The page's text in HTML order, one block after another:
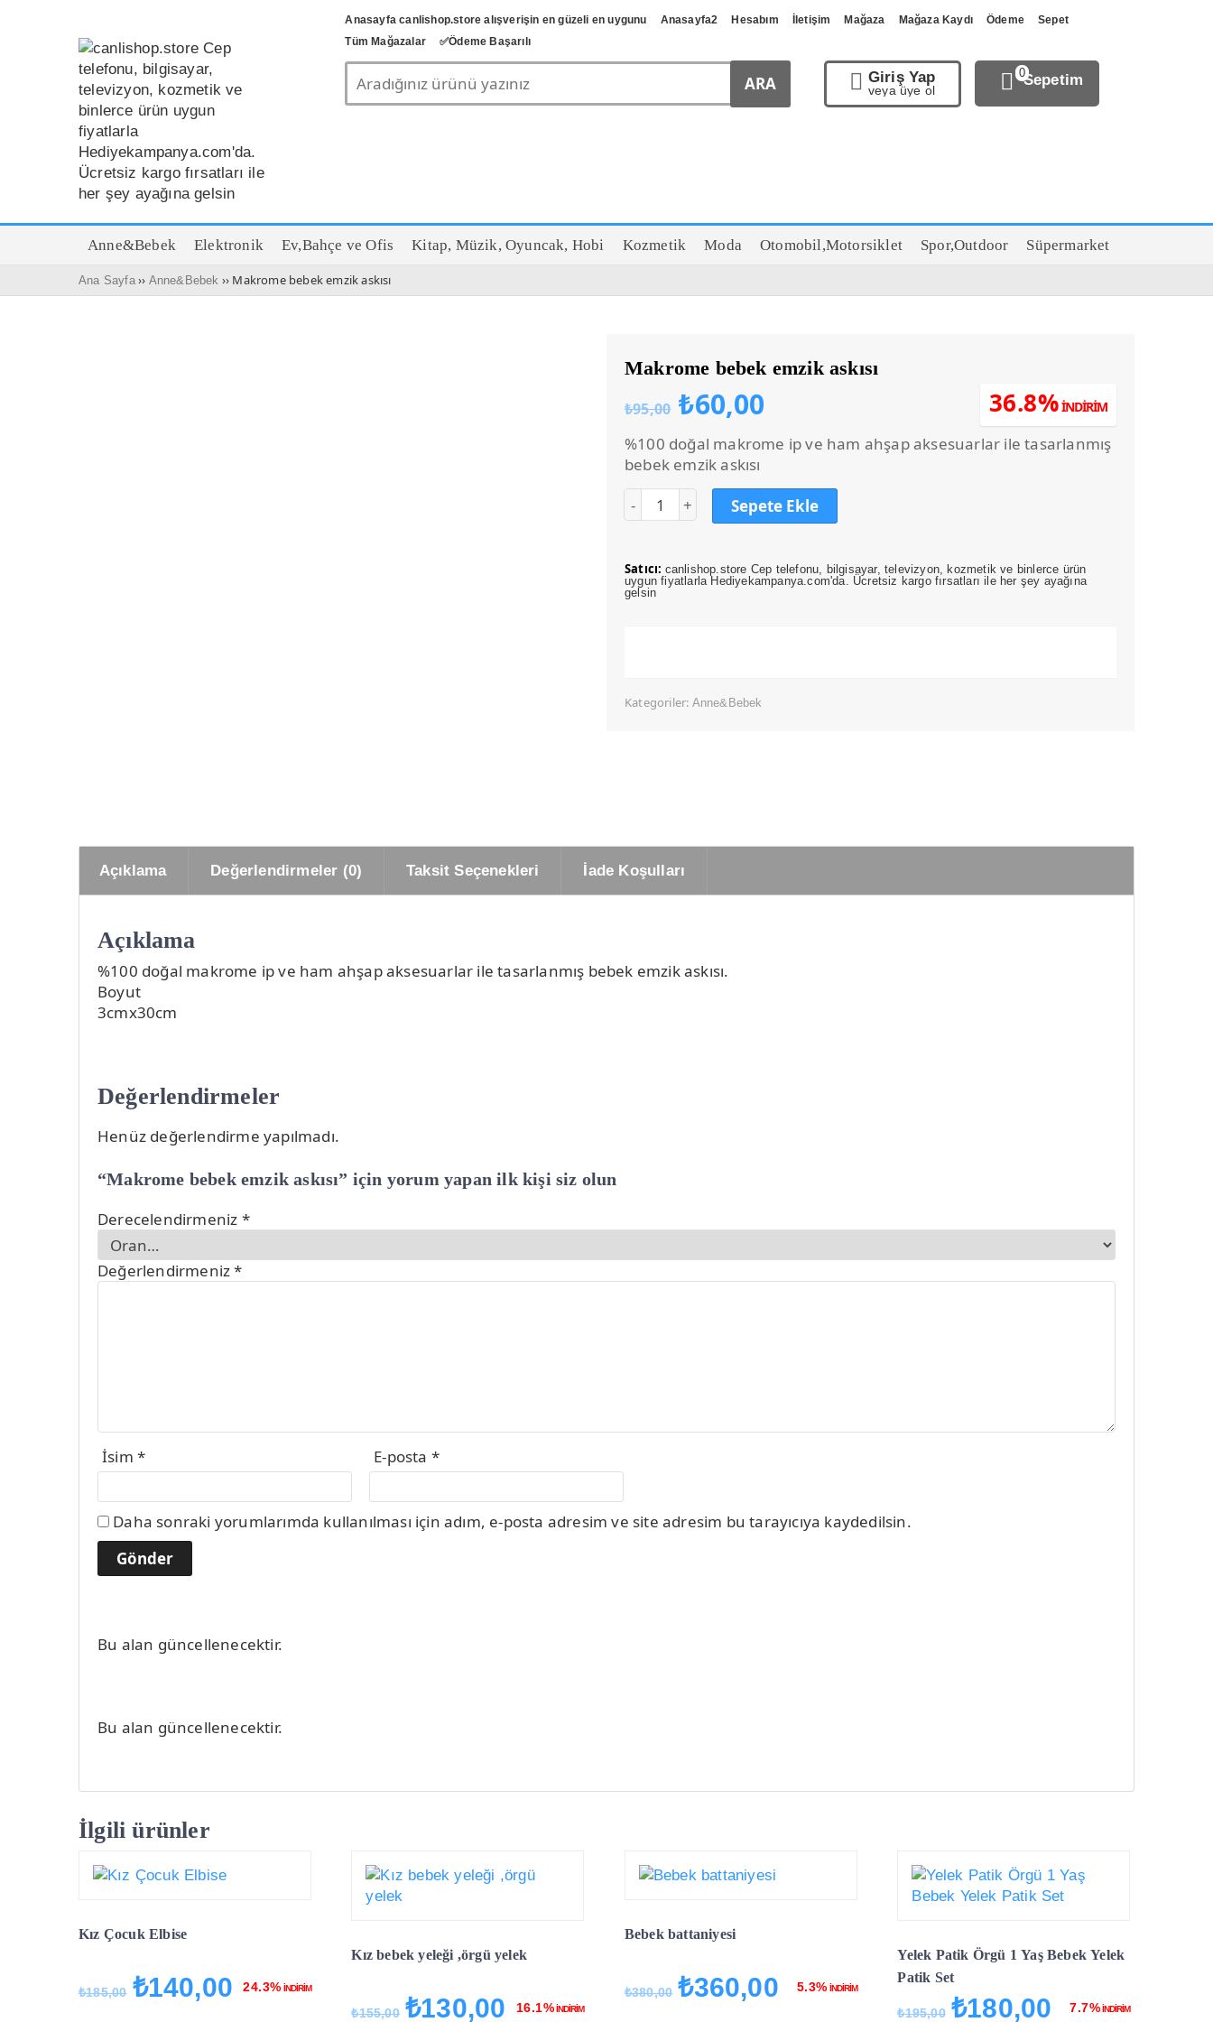
Anasayfa canlishop.store alışverişin en güzeli en uygunu Anasayfa2 Hesabım İletişim Mağaza Mağaza Kaydı Ödeme
Sepet
Tüm Mağazalar
✅️Ödeme Başarılı
Giriş Yap
veya üye ol
0Sepetim
Anne&Bebek Elektronik Ev,Bahçe ve Ofis Kitap, Müzik, Oyuncak, Hobi Kozmetik Moda Otomobil,Motorsiklet Spor,Outdoor Süpermarket
Ana Sayfa›› Anne&Bebek ›› Makrome bebek emzik askısı
Makrome bebek emzik askısı
₺95,00 Orijinal
fiyat:
₺95,00.
₺60,00
fiyat:
₺60,00.
36.8%İNDİRİM
%100 doğal makrome ip ve ham ahşap aksesuarlar ile tasarlanmış
bebek emzik askısı
Sepete Ekle
Satıcı: canlishop.store Cep telefonu, bilgisayar, televizyon, kozmetik ve binlerce ürün
uygun fiyatlarla Hediyekampanya.com'da. Ücretsiz kargo fırsatları ile her şey ayağına
gelsin
Kategoriler: Anne&Bebek
Açıklama Değerlendirmeler (0) Taksit Seçenekleri İade Koşulları
Açıklama
%100 doğal makrome ip ve ham ahşap aksesuarlar ile tasarlanmış bebek emzik askısı.
Boyut
3cmx30cm
Değerlendirmeler
Henüz değerlendirme yapılmadı.
“Makrome bebek emzik askısı” için yorum yapan ilk kişi siz olun
Derecelendirmeniz *
Değerlendirmeniz*
İsim * E-posta *
Daha sonraki yorumlarımda kullanılması için adım, e-posta adresim ve site adresim bu tarayıcıya kaydedilsin.
Bu alan güncellenecektir.
Bu alan güncellenecektir.
İlgili ürünler
Kız Çocuk Elbise
₺185,00 Orijinal
₺140,00 Şu
24.3% İNDİRİM
Kız bebek yeleği ,örgü yelek
₺155,00 Orijinal
₺130,00 Şu
16.1%İNDİRİM
Bebek battaniyesi
₺380,00 Orijinal
₺360,00Şu5.3% İNDİRİM
Yelek Patik Örgü 1 Yaş Bebek Yelek
Patik Set
₺195,00 Orijinal
₺180,00 Şu7.7%İNDİRİM